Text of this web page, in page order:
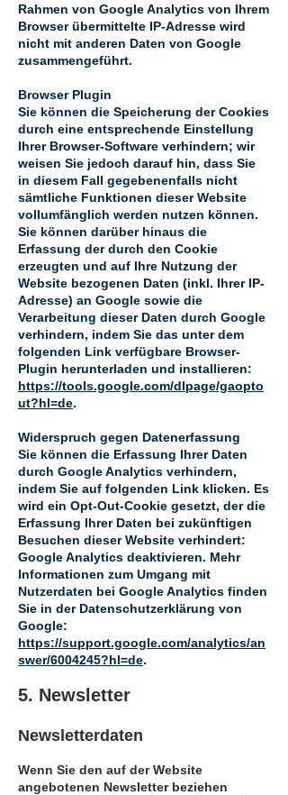
Rahmen von Google Analytics von Ihrem
Browser übermittelte IP-Adresse wird
nicht mit anderen Daten von Google
zusammengeführt.
Browser Plugin
Sie können die Speicherung der Cookies
durch eine entsprechende Einstellung
Ihrer Browser-Software verhindern; wir
weisen Sie jedoch darauf hin, dass Sie
in diesem Fall gegebenenfalls nicht
sämtliche Funktionen dieser Website
vollumfänglich werden nutzen können.
Sie können darüber hinaus die
Erfassung der durch den Cookie
erzeugten und auf Ihre Nutzung der
Website bezogenen Daten (inkl. Ihrer IP-
Adresse) an Google sowie die
Verarbeitung dieser Daten durch Google
verhindern, indem Sie das unter dem
folgenden Link verfügbare Browser-
Plugin herunterladen und installieren:
https://tools.google.com/dlpage/gaopto
ut?hl=de.
Widerspruch gegen Datenerfassung
Sie können die Erfassung Ihrer Daten
durch Google Analytics verhindern,
indem Sie auf folgenden Link klicken. Es
wird ein Opt-Out-Cookie gesetzt, der die
Erfassung Ihrer Daten bei zukünftigen
Besuchen dieser Website verhindert:
Google Analytics deaktivieren. Mehr
Informationen zum Umgang mit
Nutzerdaten bei Google Analytics finden
Sie in der Datenschutzerklärung von
Google:
https://support.google.com/analytics/an
swer/6004245?hl=de.
5. Newsletter
Newsletterdaten
Wenn Sie den auf der Website
angebotenen Newsletter beziehen